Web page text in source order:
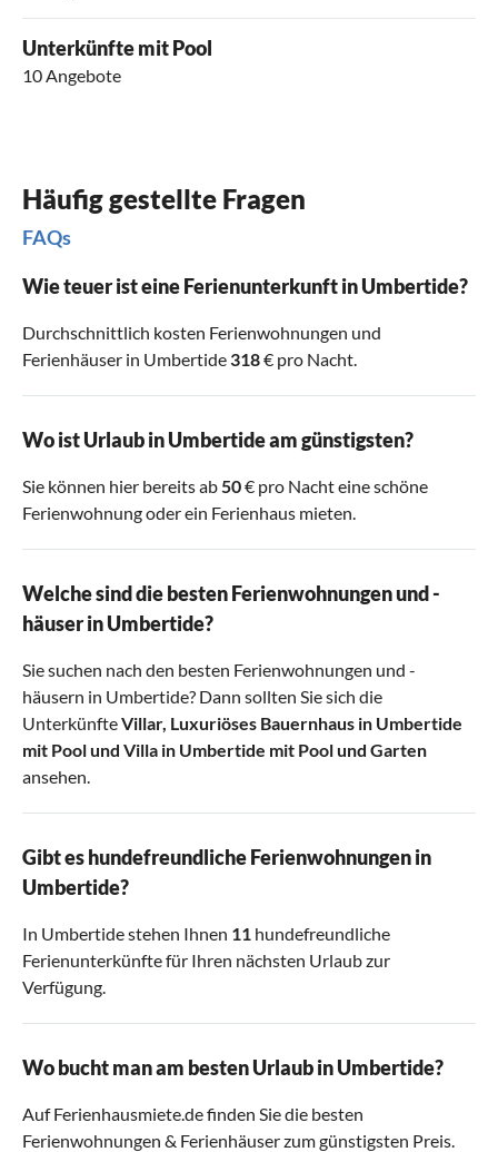
Unterkünfte mit Pool
10 Angebote
Häufig gestellte Fragen
FAQs
Wie teuer ist eine Ferienunterkunft in Umbertide?
Durchschnittlich kosten Ferienwohnungen und
Ferienhäuser in Umbertide 318€ pro Nacht.
Wo ist Urlaub in Umbertide am günstigsten?
Sie können hier bereits ab 50€ pro Nacht eine schöne
Ferienwohnung oder ein Ferienhaus mieten.
Welche sind die besten Ferienwohnungen und -
häuser in Umbertide?
Sie suchen nach den besten Ferienwohnungen und -
häusern in Umbertide? Dann sollten Sie sich die
UnterkünfteVillar, Luxuriöses Bauernhaus in Umbertide
mit Poolund Villa in Umbertide mit Pool und Garten
ansehen.
Gibt es hundefreundliche Ferienwohnungen in
Umbertide?
In Umbertide stehen Ihnen 11 hundefreundliche
Ferienunterkünfte für Ihren nächsten Urlaub zur
Verfügung.
Wo bucht man am besten Urlaub in Umbertide?
Auf Ferienhausmiete.de finden Sie die besten
Ferienwohnungen & Ferienhäuser zum günstigsten Preis.